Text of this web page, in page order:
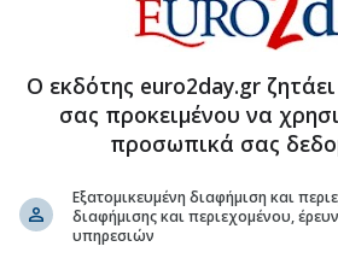
φωτιά σε βενζίνη και
2 GW σε Πολωνία και Ουγγαρία
στο Discover
Ο εκδότης euro2day.gr
σας προκειμένου να
προσωπικά σας
Εξατομικευμένη διαφήμιση και
διαφήμισης και περιεχομένου,
υπηρεσιών